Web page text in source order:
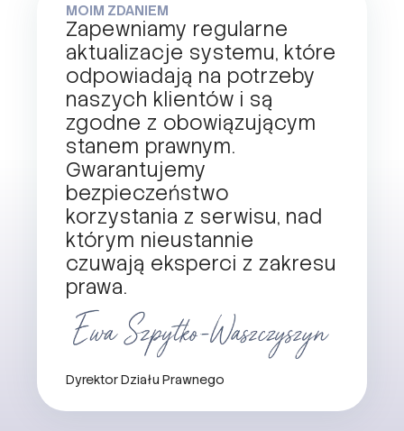
MOIM ZDANIEM
Zapewniamy regularne
aktualizacje systemu, które
odpowiadają na potrzeby
naszych klientów i są
zgodne z obowiązującym
stanem prawnym.
Gwarantujemy
bezpieczeństwo
korzystania z serwisu, nad
którym nieustannie
czuwają eksperci z zakresu
prawa.
Dyrektor Działu Prawnego